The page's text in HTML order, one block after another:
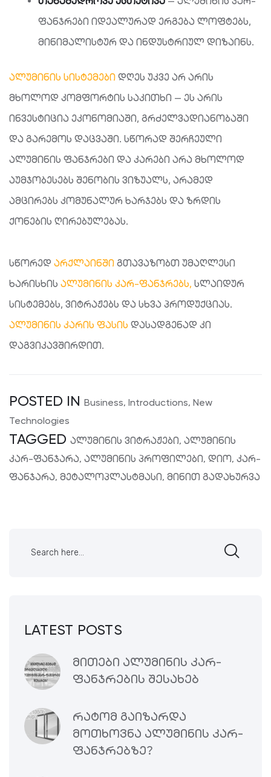
ფანჯრები იდეალურად ერგება ლოფტებს,
მინიმალისტურ და ინდუსტრიულ დიზაინს.
ალუმინის სისტემები დღეს უკვე არ არის
მხოლოდ კომფორტის საკითხი — ეს არის
ინვესტიცია ეკონომიაში, გრძელვადიანობაში
და გარემოს დაცვაში. სწორად შერჩეული
ალუმინის ფანჯრები და კარები არა მხოლოდ
აუმჯობესებს შენობის ვიზუალს, არამედ
ამცირებს კომუნალურ ხარჯებს და ზრდის
ქონების ღირებულებას.
სწორედ არქლაინში გთავაზობთ უმაღლესი
ხარისხის ალუმინის კარ-ფანჯრებს, სლაიდურ
სისტემებს, ვიტრაჟებს და სხვა პროდუქციას.
ალუმინის კარის ფასის დასადგენად კი
დაგვიკავშირდით.
POSTED IN Business, Introductions, New
Technologies
TAGGED ალუმინის ვიტრაჟები, ალუმინის
კარ-ფანჯარა, ალუმინის პროფილები, დიო, კარ-
ფანჯარა, მეტალოპლასტმასი, მინით გადახურვა
LATEST POSTS
ᲛᲘᲗᲔᲑᲘ ᲐᲚᲣᲛᲘᲜᲘᲡ ᲙᲐᲠ-
ᲤᲐᲜᲯᲠᲔᲑᲘᲡ ᲨᲔᲡᲐᲮᲔᲑ
ᲠᲐᲢᲝᲛ ᲒᲐᲘᲖᲐᲠᲓᲐ
ᲛᲝᲗᲮᲝᲕᲜᲐ ᲐᲚᲣᲛᲘᲜᲘᲡ ᲙᲐᲠ-
ᲤᲐᲜᲯᲠᲔᲑᲖᲔ?